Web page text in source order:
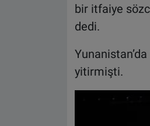
bir itfaiye
dedi.
yitirmişti.